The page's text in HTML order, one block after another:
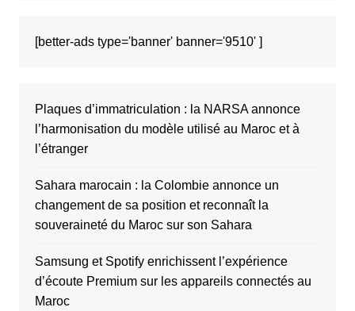
[better-ads type='banner' banner='9510' ]
Plaques d’immatriculation : la NARSA annonce
l’harmonisation du modèle utilisé au Maroc et à
l’étranger
Sahara marocain : la Colombie annonce un
changement de sa position et reconnaît la
souveraineté du Maroc sur son Sahara
Samsung et Spotify enrichissent l’expérience
d’écoute Premium sur les appareils connectés au
Maroc